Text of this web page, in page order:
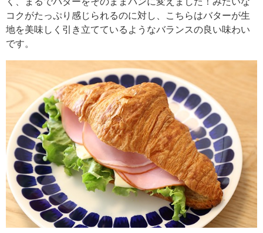
コクがたっぷり感じられるのに対し、こちらはバターが生
地を美味しく引き立てているようなバランスの良い味わい
です。